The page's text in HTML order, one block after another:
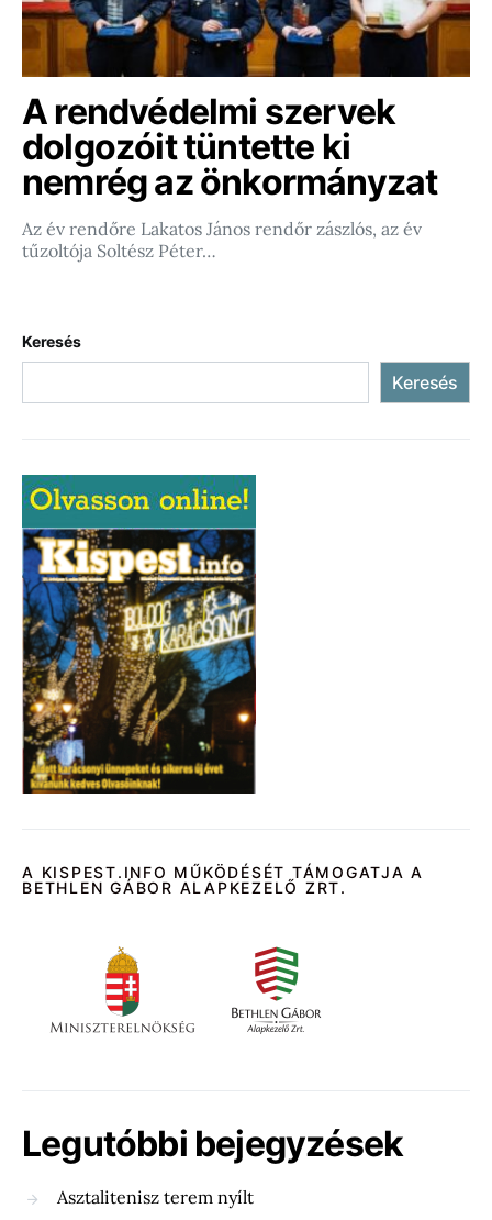
A rendvédelmi szervek
dolgozóit tüntette ki
nemrég az önkormányzat
Az év rendőre Lakatos János rendőr zászlós, az év
tűzoltója Soltész Péter…
Keresés
Keresés
A KISPEST.INFO MŰKÖDÉSÉT TÁMOGATJA A
BETHLEN GÁBOR ALAPKEZELŐ ZRT.
Legutóbbi bejegyzések
Asztalitenisz terem nyílt